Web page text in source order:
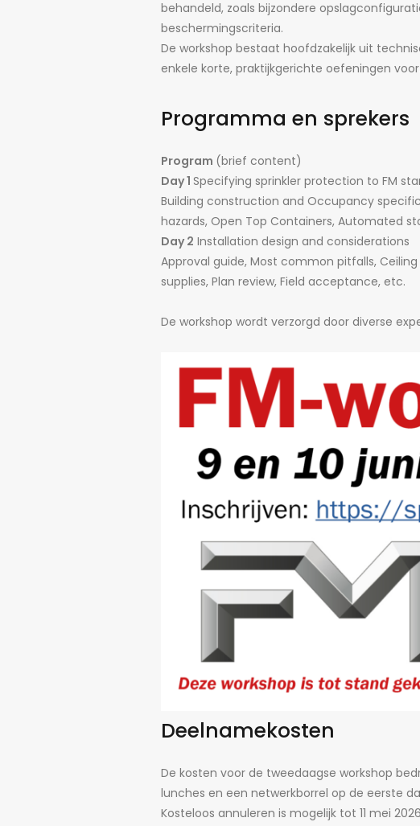
behandeld, zoals bijzondere
beschermingscriteria.
De workshop bestaat hoofdzakelijk uit
enkele korte, praktijkgerichte oefeningen
Programma en sprekers
Program (brief content)
Day 1Specifying sprinkler protection to FM
Building construction and Occupancy
hazards, Open Top Containers, Automated
Day 2 Installation design and considerations
Approval guide, Most common pitfalls,
supplies, Plan review, Field acceptance, etc.
De workshop wordt verzorgd door diverse
Deelnamekosten
De kosten voor de tweedaagse workshop
lunches en een netwerkborrel op de eerste
Kosteloos annuleren is mogelijk tot 11 mei